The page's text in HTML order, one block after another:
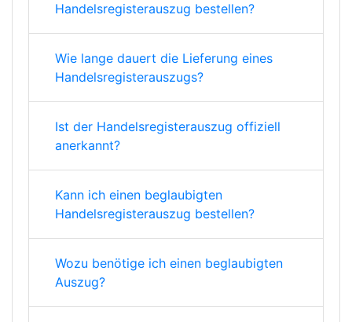
Handelsregisterauszug bestellen?
Wie lange dauert die Lieferung eines
Handelsregisterauszugs?
Ist der Handelsregisterauszug offiziell
anerkannt?
Kann ich einen beglaubigten
Handelsregisterauszug bestellen?
Wozu benötige ich einen beglaubigten
Auszug?